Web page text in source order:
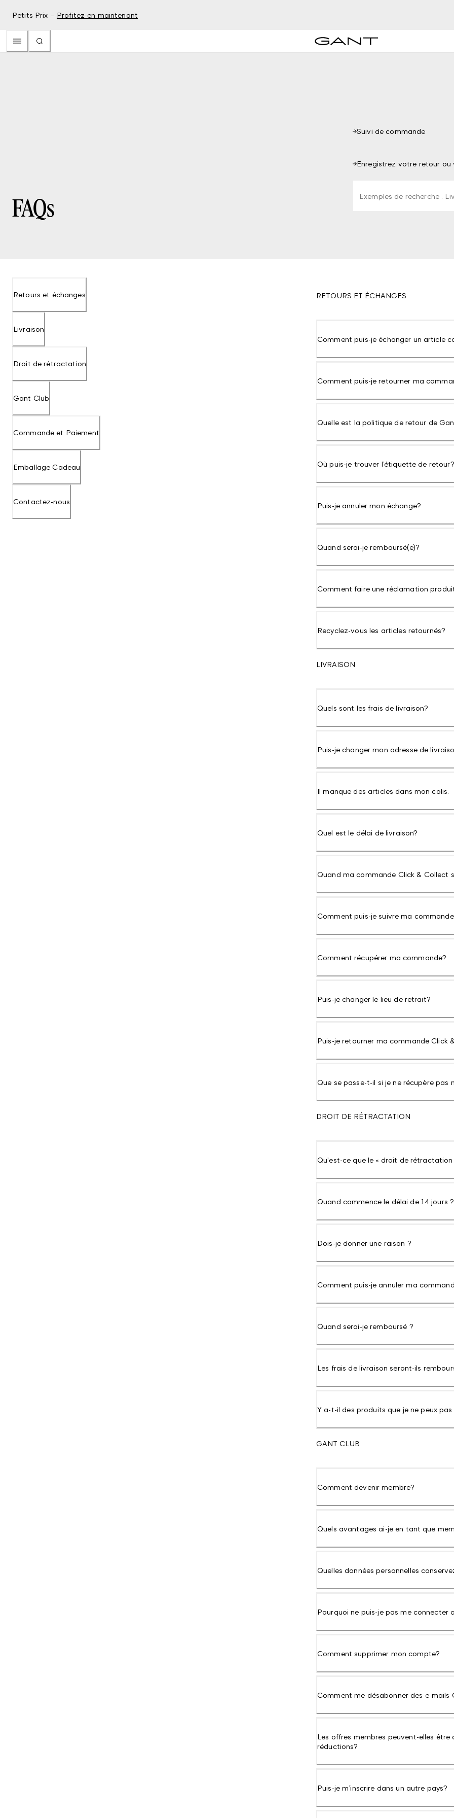
Petits Prix – Profitez-en maintenant
FAQs
Suivi de commande
Enregistrez votre retour ou
Retours et échanges
Livraison
Droit de rétractation
Gant Club
Commande et Paiement
Emballage Cadeau
Contactez-nous
RETOURS ET ÉCHANGES
Comment puis-je échanger un article
Comment puis-je retourner ma
Quelle est la politique de retour de
Où puis-je trouver l’étiquette de retour?
Puis-je annuler mon échange?
Quand serai-je remboursé(e)?
Comment faire une réclamation
Recyclez-vous les articles retournés?
LIVRAISON
Quels sont les frais de livraison?
Puis-je changer mon adresse de
Il manque des articles dans mon colis.
Quel est le délai de livraison?
Quand ma commande Click & Collect
Comment puis-je suivre ma
Comment récupérer ma commande?
Puis-je changer le lieu de retrait?
Puis-je retourner ma commande Click
Que se passe-t-il si je ne récupère
DROIT DE RÉTRACTATION
Qu'est-ce que le « droit de rétractation
Quand commence le délai de 14 jours ?
Dois-je donner une raison ?
Comment puis-je annuler ma
Quand serai-je remboursé ?
Les frais de livraison seront-ils
Y a-t-il des produits que je ne peux
GANT CLUB
Comment devenir membre?
Quels avantages ai-je en tant que
Quelles données personnelles
Pourquoi ne puis-je pas me connecter
Comment supprimer mon compte?
Comment me désabonner des e-mails
Les offres membres peuvent-elles
réductions?
Puis-je m’inscrire dans un autre pays?